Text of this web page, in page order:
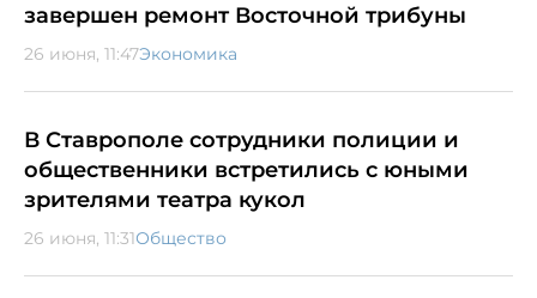
завершен ремонт Восточной трибуны
26 июня, 11:47Экономика
В Ставрополе сотрудники полиции и
общественники встретились с юными
зрителями театра кукол
26 июня, 11:31Общество